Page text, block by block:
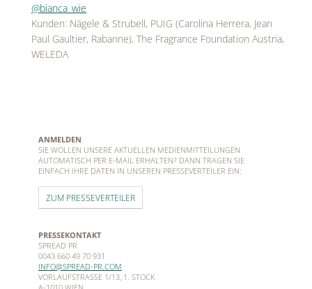
@bianca_wie
Kunden: Nägele & Strubell, PUIG (Carolina Herrera, Jean
Paul Gaultier, Rabanne), The Fragrance Foundation Austria,
WELEDA
ANMELDEN
SIE WOLLEN UNSERE AKTUELLEN MEDIENMITTEILUNGEN
AUTOMATISCH PER E-MAIL ERHALTEN? DANN TRAGEN SIE
EINFACH IHRE DATEN IN UNSEREN PRESSEVERTEILER EIN:
ZUM PRESSEVERTEILER
PRESSEKONTAKT
SPREAD PR
0043 660 49 70 931
INFO@SPREAD-PR.COM
VORLAUFSTRASSE 1/13, 1. STOCK